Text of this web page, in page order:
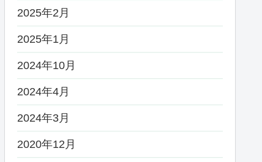
2025年2月
2025年1月
2024年10月
2024年4月
2024年3月
2020年12月